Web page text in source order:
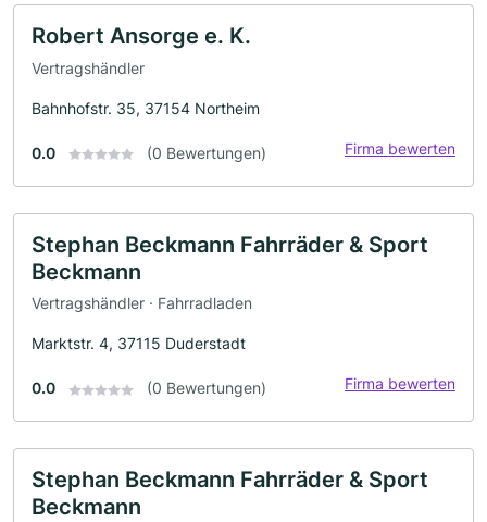
Robert Ansorge e. K.
Vertragshändler
Bahnhofstr. 35, 37154 Northeim
0.0 (0 Bewertungen) Firma bewerten
Stephan Beckmann Fahrräder & Sport
Beckmann
Vertragshändler · Fahrradladen
Marktstr. 4, 37115 Duderstadt
0.0 (0 Bewertungen) Firma bewerten
Stephan Beckmann Fahrräder & Sport
Beckmann